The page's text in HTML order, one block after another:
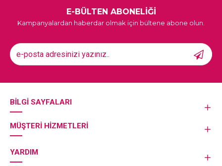
E-BÜLTEN ABONELİĞİ
Kampanyalardan haberdar olmak için bültene abone olun.
BILGI SAYFALARI
MÜŞTERI HIZMETLERI
YARDIM